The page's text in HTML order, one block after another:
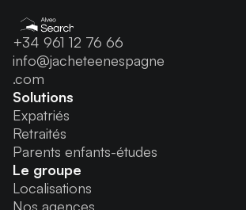
+34 961 12 76 66
info@jacheteenespagne
.com
Solutions
Expatriés
Retraités
Parents enfants-études
Le groupe
Localisations
Nos agences